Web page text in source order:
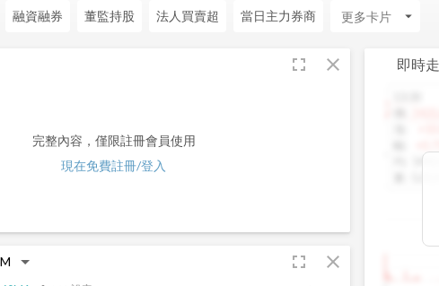
融資融券 董監持股 法人買賣超 當日主力券商 arrow_drop_down
fullscreen close
完整內容，僅限註冊會員使用
現在免費註冊/登入
fullscreen close
即時